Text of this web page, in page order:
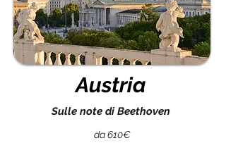
Austria
Sulle note di Beethoven
da 610€